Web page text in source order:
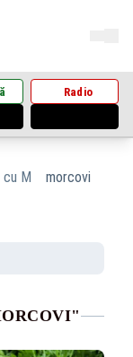
Radio
M morcovi